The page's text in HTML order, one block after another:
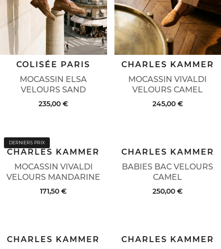
MOCASSIN ELSA
VELOURS SAND
COLISÉE PARIS
235,00 €
MOCASSIN VIVALDI
VELOURS CAMEL
CHARLES KAMMER
245,00 €
DERNIERS PRIX
MOCASSIN VIVALDI
VELOURS MANDARINE
CHARLES KAMMER
171,50 €
BABIES BAC VELOURS
CAMEL
CHARLES KAMMER
250,00 €
CHARLES KAMMER CHARLES KAMMER